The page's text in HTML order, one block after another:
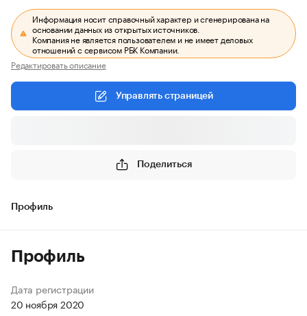
Информация носит справочный характер и сгенерирована на
основании данных из открытых источников.
Компания не является пользователем и не имеет деловых
отношений с сервисом РБК Компании.
Редактировать описание
Управлять страницей
Поделиться
Профиль
Профиль
Дата регистрации
20 ноября 2020